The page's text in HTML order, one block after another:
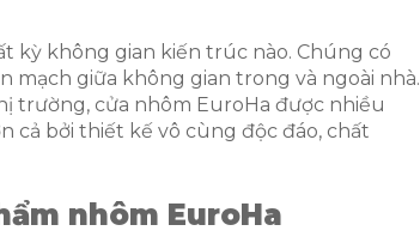
kỳ không gian kiến trúc nào. Chúng có
mạch giữa không gian trong và ngoài nhà.
trường, cửa nhôm EuroHa được nhiều
cả bởi thiết kế vô cùng độc đáo, chất
nhôm EuroHa